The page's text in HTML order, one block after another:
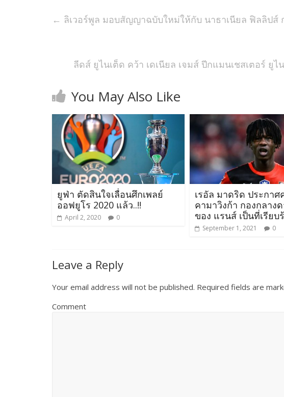
← ลิเวอร์พูล มอบสัญญาฉบับใหม่ให้กับ นาธาเนียล ฟิลลิปส์
ลีดส์ ยูไนเต็ด คว้า เดเนียล เจมส์ ปีกแมนเชสเตอร์
You May Also Like
ยูฟ่า ตัดสินใจเลื่อนศึกเพลย์
ออฟยูโร 2020 แล้ว..!!
April 2, 2020 0
เรอัล มาดริด ประกาศ
คามาวิงก้า กองกลางด
ของ แรนส์ เป็นที่เรียบ
September 1, 2021 0
Leave a Reply
Your email address will not be published. Required fields are
Comment